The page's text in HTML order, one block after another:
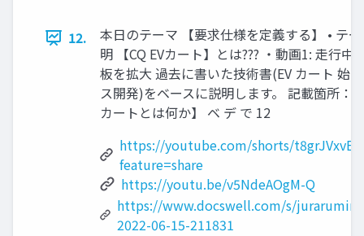
12.
本日のテーマ 【要求仕様を定義する】 • テ
明 【CQ EVカート】とは??? ・動画1: 走行中
板を拡大 過去に書いた技術書(EV カート 始
ス開発)をベースに説明します。 記載箇所：
カートとは何か】 ベ デ で 12
https://youtube.com/shorts/
feature=share
https://youtu.be/v5NdeAOgM-Q
https://www.docswell.com/s/
2022-06-15-211831